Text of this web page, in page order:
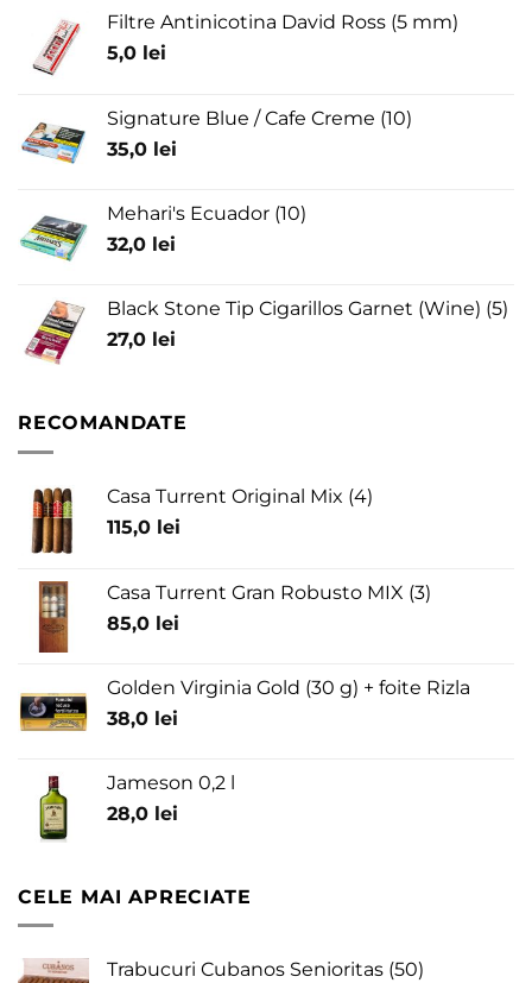
Filtre Antinicotina David Ross (5 mm)
5,0 lei
Signature Blue / Cafe Creme (10)
35,0 lei
Mehari's Ecuador (10)
32,0 lei
Black Stone Tip Cigarillos Garnet (Wine) (5)
27,0 lei
RECOMANDATE
Casa Turrent Original Mix (4)
115,0 lei
Casa Turrent Gran Robusto MIX (3)
85,0 lei
Golden Virginia Gold (30 g) + foite Rizla
38,0 lei
Jameson 0,2 l
28,0 lei
CELE MAI APRECIATE
Trabucuri Cubanos Senioritas (50)